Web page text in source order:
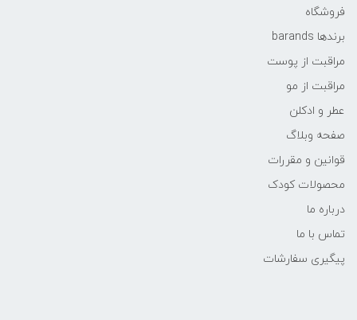
فروشگاه
برندها barands
مراقبت از پوست
مراقبت از مو
عطر و ادکلن
صفحه وبلاگ
قوانین و مقررات
محصولات کودک
درباره ما
تماس با ما
پیگیری سفارشات